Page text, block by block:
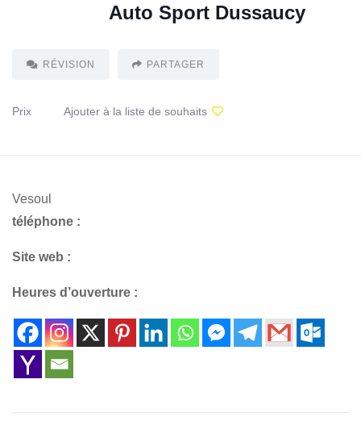
Auto Sport Dussaucy
RÉVISION PARTAGER
Prix Ajouter à la liste de souhaits
Vesoul
téléphone :
Site web :
Heures d’ouverture :